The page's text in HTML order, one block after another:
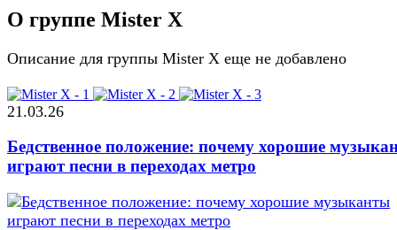
О группе Mister X
Описание для группы Mister X еще не добавлено
21.03.26
Бедственное положение: почему хорошие
играют песни в переходах метро